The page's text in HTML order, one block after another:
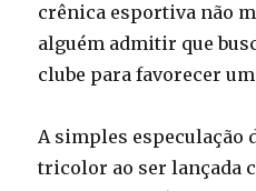
crênica esportiva não
alguém admitir que
clube para favorecer
A simples especulação
tricolor ao ser lançada